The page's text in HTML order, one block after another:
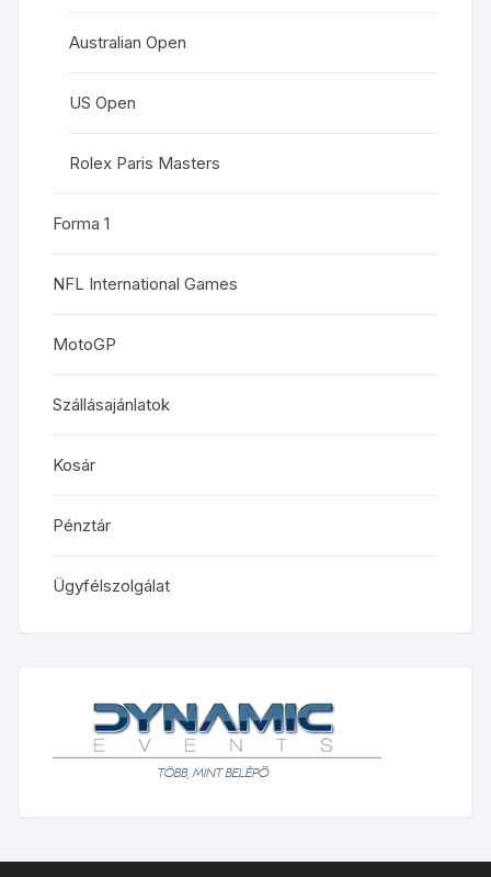
Australian Open
US Open
Rolex Paris Masters
Forma 1
NFL International Games
MotoGP
Szállásajánlatok
Kosár
Pénztár
Ügyfélszolgálat